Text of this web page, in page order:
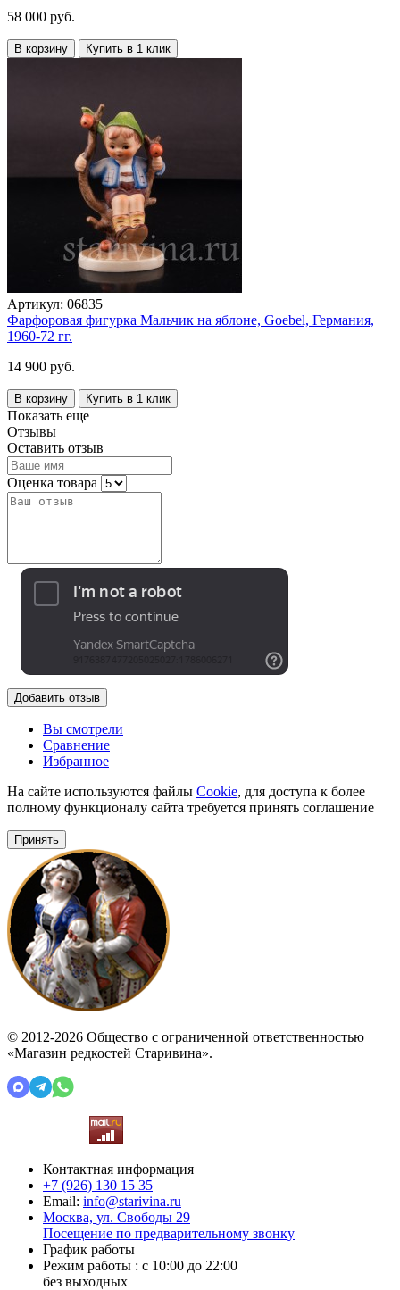
58 000 руб.
В корзину Купить в 1 клик
Артикул: 06835
Фарфоровая фигурка Мальчик на яблоне, Goebel, Германия,
1960-72 гг.
14 900 руб.
В корзину Купить в 1 клик
Показать еще
Отзывы
Оставить отзыв
Оценка товара
Добавить отзыв
Вы смотрели
Сравнение
Избранное
На сайте используются файлы Cookie, для доступа к более
полному функционалу сайта требуется принять соглашение
Принять
© 2012-2026 Общество с ограниченной ответственностью
«Магазин редкостей Старивина».
Контактная информация
+7 (926) 130 15 35
Email: info@starivina.ru
Москва, ул. Свободы 29
Посещение по предварительному звонку
График работы
Режим работы : с 10:00 до 22:00
без выходных